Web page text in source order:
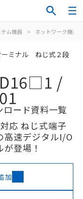
テム機器 > ネットワーク機器
ーミナル ねじ式２段
/
ロード資料一覧
応 ねじ式端子
高速デジタルI/O
登場！
加